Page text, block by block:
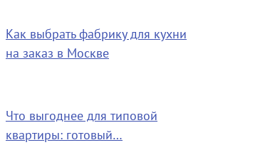
Как выбрать фабрику для кухни
на заказ в Москве
Что выгоднее для типовой
квартиры: готовый…